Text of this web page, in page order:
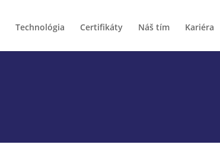
Technológia Certifikáty Náš tím Kariéra